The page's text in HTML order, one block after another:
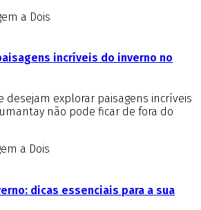
a Dois
incríveis do inverno no
desejam explorar paisagens incríveis
não pode ficar de fora do
a Dois
dicas essenciais para a sua